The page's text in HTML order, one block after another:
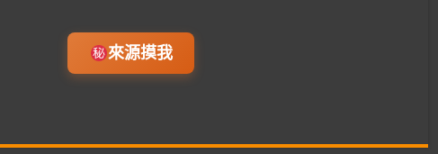
來源摸我